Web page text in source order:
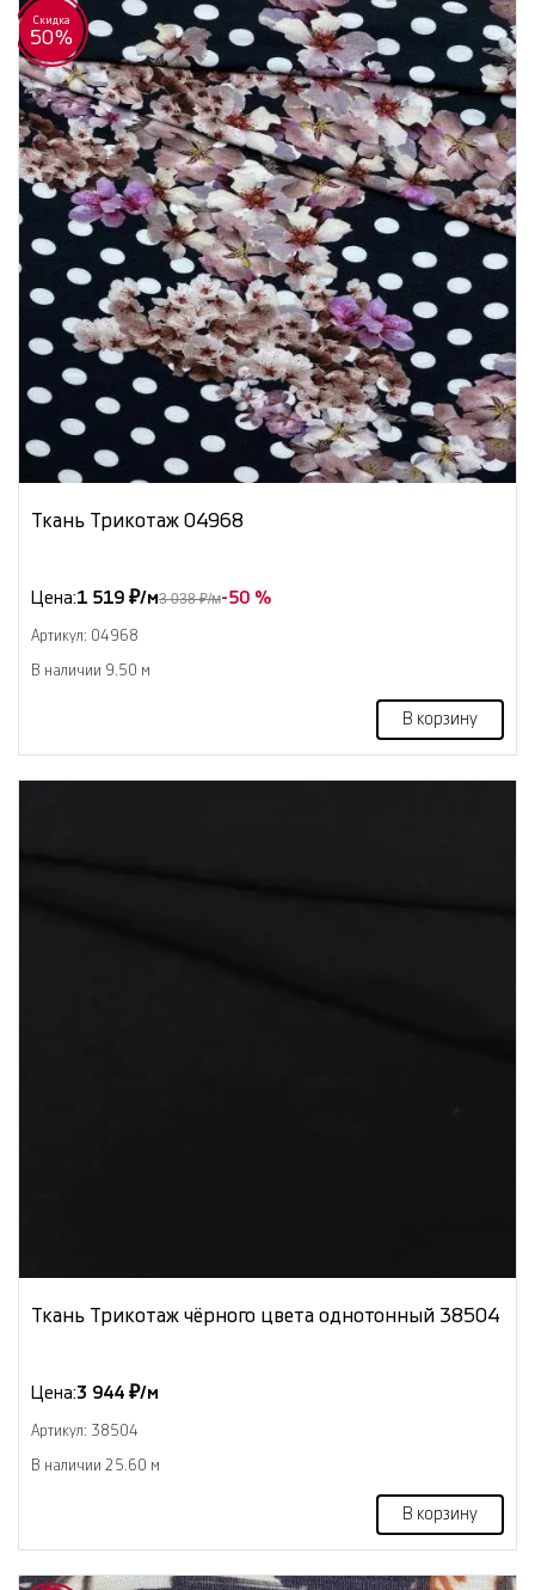
Скидка
50%
Ткань Трикотаж 04968
Цена:1 519 ₽/м3 038 ₽/м-50 %
Артикул: 04968
В наличии 9.50 м
В корзину
Ткань Трикотаж чёрного цвета однотонный 38504
Цена:3 944 ₽/м
Артикул: 38504
В наличии 25.60 м
В корзину